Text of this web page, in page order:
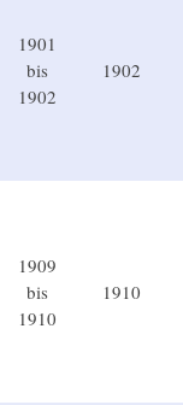
1901
bis
1902
1902
1909
bis
1910
1910